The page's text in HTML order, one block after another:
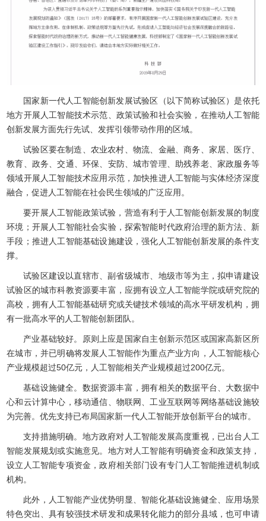
国家新一代人工智能创新发展试验区（以下简称试验区）是依托
地方开展人工智能技术示范、政策试验和社会实验，在推动人工智能
创新发展方面先行先试、发挥引领带动作用的区域。
试验区要在制造、农业农村、物流、金融、商务、家居、医疗、
教育、政务、交通、环保、安防、城市管理、助残养老、家政服务等
领域开展人工智能技术应用示范，加快推进人工智能与实体经济深度
融合，促进人工智能在社会民生领域的广泛应用。
要开展人工智能政策试验，营造有利于人工智能创新发展的制度
环境；开展人工智能社会实验，探索智能时代政府治理的新方法、新
手段；推进人工智能基础设施建设，强化人工智能创新发展的条件支
撑。
试验区建设以直辖市、副省级城市、地级市等为主，拟申请建设
试验区的城市科教资源要丰富，应拥有设立人工智能学院或研究院的
高校，拥有人工智能基础研究或关键技术领域的高水平研发机构，拥
有一批高水平的人工智能创新团队。
产业基础较好。原则上应是国家自主创新示范区或国家高新区所
在城市，并已明确将发展人工智能作为重点产业方向，人工智能核心
产业规模超过50亿元，人工智能相关产业规模超过200亿元。
基础设施健全。数据资源丰富，拥有相关的数据平台、大数据中
心和云计算中心，移动通信、物联网、工业互联网等网络基础设施较
为完善。优先支持已布局国家新一代人工智能开放创新平台的城市。
支持措施明确。地方政府对人工智能发展高度重视，已出台人工
智能发展规划或实施意见。地方对人工智能有明确资金和政策支持，
设立人工智能专项资金，政府相关部门设有专门人工智能推进机制或
机构。
此外，人工智能产业优势明显、智能化基础设施健全、应用场景
特色突出、具有较强技术研发和成果转化能力的部分县域，也可申请